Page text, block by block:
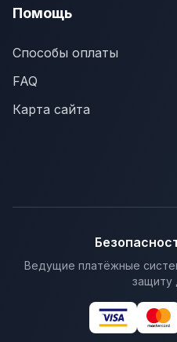
Помощь
Способы оплаты
FAQ
Карта сайта
Ведущие платёжные
защиту